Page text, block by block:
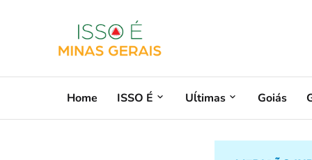
Home ISSO É Uĺtimas Goiás